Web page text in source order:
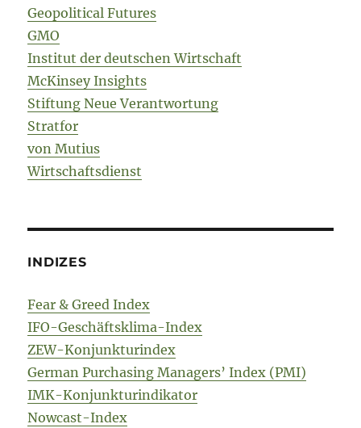
Geopolitical Futures
GMO
Institut der deutschen Wirtschaft
McKinsey Insights
Stiftung Neue Verantwortung
Stratfor
von Mutius
Wirtschaftsdienst
INDIZES
Fear & Greed Index
IFO-Geschäftsklima-Index
ZEW-Konjunkturindex
German Purchasing Managers’ Index (PMI)
IMK-Konjunkturindikator
Nowcast-Index